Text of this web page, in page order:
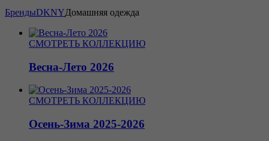
БрендыDKNYДомашняя одежда
СМОТРЕТЬ КОЛЛЕКЦИЮ
Весна-Лето 2026
СМОТРЕТЬ КОЛЛЕКЦИЮ
Осень-Зима 2025-2026